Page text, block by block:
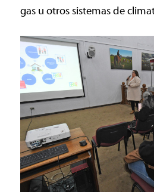
gas u otros sistemas de